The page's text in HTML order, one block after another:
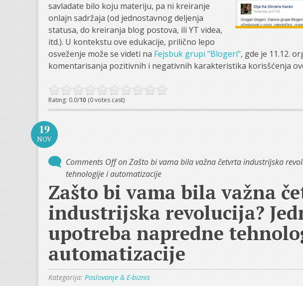
savladate bilo koju materiju, pa ni kreiranje
onlajn sadržaja (od jednostavnog deljenja
statusa, do kreiranja blog postova, ili YT videa,
itd.). U kontekstu ove edukacije, prilično lepo
osveženje može se videti na Fejsbuk grupi "Blogeri", gde je 11.12.
komentarisanja pozitivnih i negativnih karakteristika korisšćenja
Rating: 0.0/10 (0 votes cast)
19
NOV
Comments Offon Zašto bi vama bila važna četvrta industrijska
tehnologije i automatizacije
Zašto bi vama bila važna
industrijska revolucija?
upotreba napredne
automatizacije
Kategorija: Poslovanje & E-biznis